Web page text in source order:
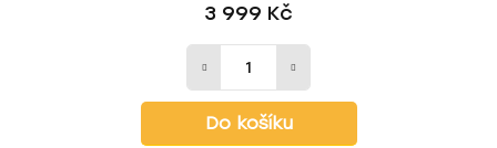
3 999 Kč
Do košíku